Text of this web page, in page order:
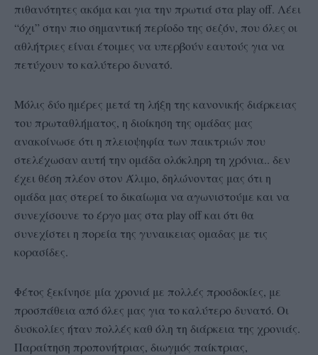
πιθανότητες ακόμα και για την πρωτιά στα play off. Λέει
“όχι” στην πιο σημαντική περίοδο της σεζόν, που όλες οι
αθλήτριες είναι έτοιμες να υπερβούν εαυτούς για να
πετύχουν το καλύτερο δυνατό.
Μόλις δύο ημέρες μετά τη λήξη της κανονικής διάρκειας
του πρωταθλήματος, η διοίκηση της ομάδας μας
ανακοίνωσε ότι η πλειοψηφία των παικτριών που
στελέχωσαν αυτή την ομάδα ολόκληρη τη χρόνια.. δεν
έχει θέση πλέον στον Άλιμο, δηλώνοντας μας ότι η
ομάδα μας στερεί το δικαίωμα να αγωνιστούμε και να
συνεχίσουνε το έργο μας στα play off και ότι θα
συνεχίστει η πορεία της γυναικειας ομαδας με τις
κορασίδες.
Φέτος ξεκίνησε μία χρονιά με πολλές προσδοκίες, με
προσπάθεια από όλες μας για το καλύτερο δυνατό. Οι
δυσκολίες ήταν πολλές καθ όλη τη διάρκεια της χρονιάς.
Παραίτηση προπονήτριας, διωγμός παίκτριας,